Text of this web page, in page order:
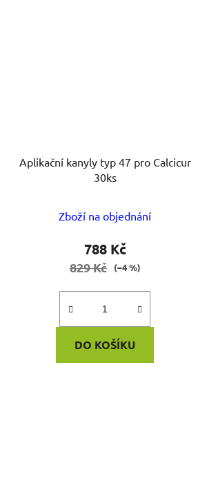
Aplikační kanyly typ 47 pro Calcicur
30ks
Zboží na objednání
788 Kč
829 Kč (–4 %)
DO KOŠÍKU